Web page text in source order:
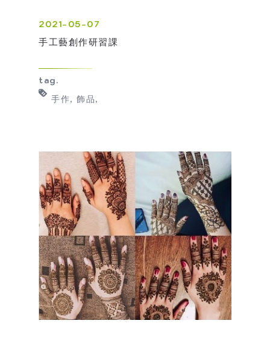
2021-05-07
手工藝創作研習課
tag.
手作 飾品